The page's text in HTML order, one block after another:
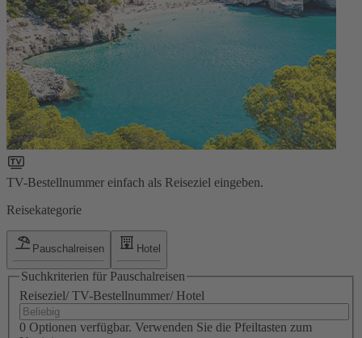
TV-Bestellnummer einfach als Reiseziel eingeben.
Reisekategorie
Pauschalreisen Hotel
Suchkriterien für Pauschalreisen
Reiseziel/ TV-Bestellnummer/ Hotel
0 Optionen verfügbar. Verwenden Sie die Pfeiltasten zum